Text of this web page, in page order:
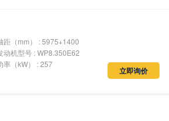
距（mm） : 5975+1400
动机型号 : WP8.350E62
率（kW） : 257
立即询价